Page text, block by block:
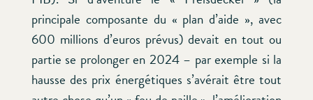
principale composante du « plan d’aide », avec
600 millions d’euros prévus) devait en tout ou
partie se prolonger en 2024 – par exemple si la
hausse des prix énergétiques s’avérait être tout